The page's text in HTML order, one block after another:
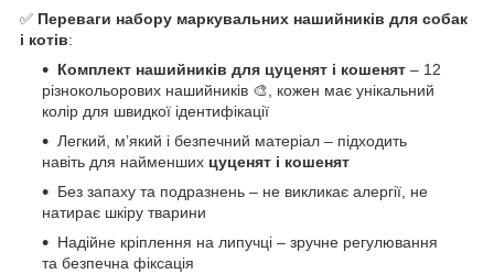
✅ Переваги набору маркувальних нашийників для собак
і котів:
Комплект нашийників для цуценят і кошенят – 12
різнокольорових нашийників 🎨, кожен має унікальний
колір для швидкої ідентифікації
Легкий, м’який і безпечний матеріал – підходить
навіть для найменших цуценят і кошенят
Без запаху та подразнень – не викликає алергії, не
натирає шкіру тварини
Надійне кріплення на липучці – зручне регулювання
та безпечна фіксація